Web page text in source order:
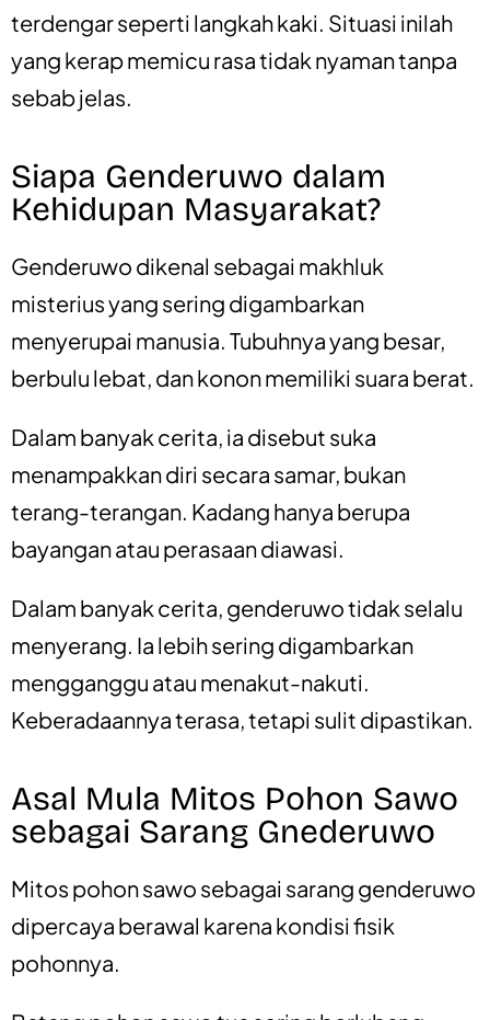
terdengar seperti langkah kaki. Situasi inilah
yang kerap memicu rasa tidak nyaman tanpa
sebab jelas.
Siapa Genderuwo dalam
Kehidupan Masyarakat?
Genderuwo dikenal sebagai makhluk
misterius yang sering digambarkan
menyerupai manusia. Tubuhnya yang besar,
berbulu lebat, dan konon memiliki suara berat.
Dalam banyak cerita, ia disebut suka
menampakkan diri secara samar, bukan
terang-terangan. Kadang hanya berupa
bayangan atau perasaan diawasi.
Dalam banyak cerita, genderuwo tidak selalu
menyerang. Ia lebih sering digambarkan
mengganggu atau menakut-nakuti.
Keberadaannya terasa, tetapi sulit dipastikan.
Asal Mula Mitos Pohon Sawo
sebagai Sarang Gnederuwo
Mitos pohon sawo sebagai sarang genderuwo
dipercaya berawal karena kondisi fisik
pohonnya.